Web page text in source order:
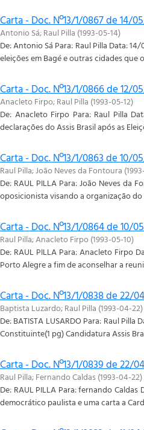
Carta - Doc. Nº13/1/0867 de 14/
Antonio Sá;Raul Pilla (1993-05-14)
De: Antonio Sá Para: Raul Pilla Data:
eleições em Bagé e outras cidades
Carta - Doc. Nº13/1/0866 de 12/
Anacleto Firpo;Raul Pilla (1993-05-12)
De: Anacleto Firpo Para: Raul Pilla
declarações do Assis Brasil após as
Carta - Doc. Nº13/1/0863 de 10/
Raul Pilla;João Neves da Fontoura (
De: RAUL PILLA Para: João Neves da
oposicionista visando a organização
Carta - Doc. Nº13/1/0864 de 10/
Raul Pilla;Anacleto Firpo(1993-05-10)
De: RAUL PILLA Para: Anacleto Firpo
Porto Alegre a fim de aconselhar a
Carta - Doc. Nº13/1/0838 de 22/
Baptista Luzardo;Raul Pilla (1993-04-22)
De: BATISTA LUSARDO Para: Raul
Constituinte(1 pg) Candidatura Assis
Carta - Doc. Nº13/1/0839 de 22/
Raul Pilla;Fernando Caldas(1993-04-22)
De: RAUL PILLA Para: fernando
democrático paulista e uma carta a